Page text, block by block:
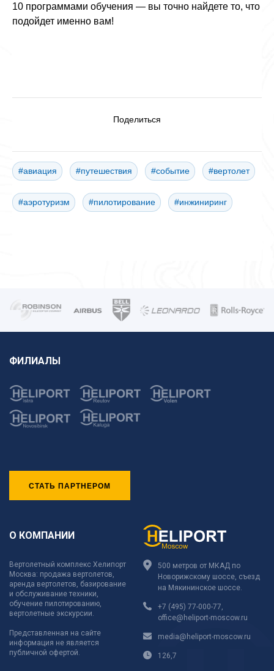
10 программами обучения — вы точно найдете то, что
подойдет именно вам!
Поделиться
#авиация #путешествия #событие #вертолет
#аэротуризм #пилотирование #инжиниринг
ФИЛИАЛЫ
СТАТЬ ПАРТНЕРОМ
О КОМПАНИИ
Вертолетный комплекс Хелипорт
Москва: продажа вертолетов,
аренда вертолетов, базирование
и обслуживание техники,
обучение пилотированию,
вертолетные экскурсии.
Представленная на сайте
информация не является
публичной офертой.
500 метров от МКАД по
Новорижскому шоссе, съезд
на Мякининское шоссе.
+7 (495) 77-000-77,
office@heliport-moscow.ru
media@heliport-moscow.ru
126,7